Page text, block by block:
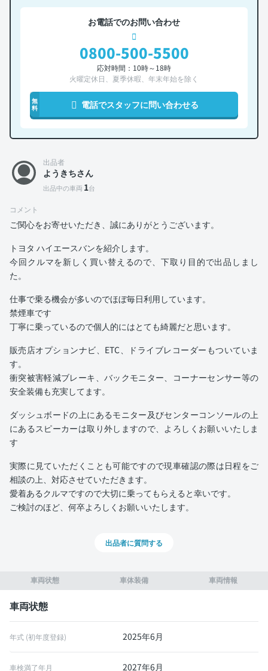
お電話でのお問い合わせ
0800-500-5500
応対時間：10時～18時
火曜定休日、夏季休暇、年末年始を除く
無
料
電話でスタッフに問い合わせる
車両状態 車体装備 車両情報
車両状態
年式 (初年度登録) 2025年6月
車検満了年月 2027年6月
出品者
ようきちさん
出品中の車両 1台
コメント
ご関心をお寄せいただき、誠にありがとうございます。
トヨタ ハイエースバンを紹介します。
今回クルマを新しく買い替えるので、下取り目的で出品しまし
た。
仕事で乗る機会が多いのでほぼ毎日利用しています。
禁煙車です
丁寧に乗っているので個人的にはとても綺麗だと思います。
販売店オプションナビ、ETC、ドライブレコーダーもついていま
す。
衝突被害軽減ブレーキ、バックモニター、コーナーセンサー等の
安全装備も充実してます。
ダッシュボードの上にあるモニター及びセンターコンソールの上
にあるスピーカーは取り外しますので、よろしくお願いいたしま
す
実際に見ていただくことも可能ですので現車確認の際は日程をご
相談の上、対応させていただきます。
愛着あるクルマですので大切に乗ってもらえると幸いです。
ご検討のほど、何卒よろしくお願いいたします。
出品者に質問する